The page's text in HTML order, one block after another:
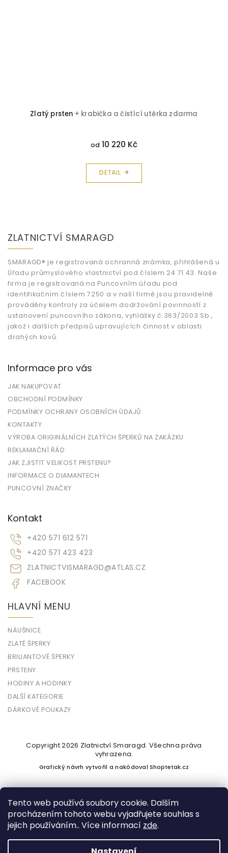
Tento web používá soubory cookie. Dalším
procházením tohoto webu vyjadřujete souhlas s
jejich používáním.. Více informací zde.
Zlatý prsten + krabička a čistící utěrka zdarma
od 10 220 Kč
DETAIL
ZLATNICTVÍ SMARAGD
SMARAGD® je registrovaná ochranná známka, přihlášená u
Úřadu průmyslového vlastnictví pod číslem 24 71 43. Naše
firma je registrovaná na Puncovním úřadu pod
identifikačním číslem 7250 a v naší firmě jsou pravidelně
prováděny kontroly za účelem dodržování povinností z
ustanovení puncovního zákona, vyhlášky č.363/2003 Sb.,
jakož i dalších předpisů upravujících činnost v oblasti
drahých kovů.
Informace pro vás
JAK NAKUPOVAT
OBCHODNÍ PODMÍNKY
PODMÍNKY OCHRANY OSOBNÍCH ÚDAJŮ
KONTAKTY
VÝROBA ORIGINÁLNÍCH ZLATÝCH ŠPERKŮ NA ZAKÁZKU
REKLAMAČNÍ ŘÁD
JAK ZJISTIT VELIKOST PRSTENU?
INFORMACE O DIAMANTECH
PUNCOVNÍ ZNAČKY
Kontakt
ZLATNICTVISMARAGD@ATLAS.CZ
+420 571 612 571
+420 571 423 423
FACEBOOK
HLAVNÍ MENU
NÁUŠNICE
ZLATÉ ŠPERKY
BRILIANTOVÉ ŠPERKY
PRSTENY
HODINY A HODINKY
DALŠÍ KATEGORIE
DÁRKOVÉ POUKAZY
Vytvořil Shoptet
Copyright 2026 Zlatnictví Smaragd. Všechna práva
vyhrazena.
Grafický návrh vytvořil a nakódovalShoptetak.cz